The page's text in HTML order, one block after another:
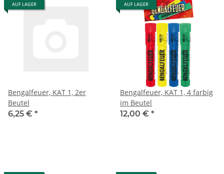
AUF LAGER
Bengalfeuer, KAT 1, 2er
Beutel
6,25 € *
AUF LAGER
Bengalfeuer, KAT 1, 4 farbig
im Beutel
12,00 € *